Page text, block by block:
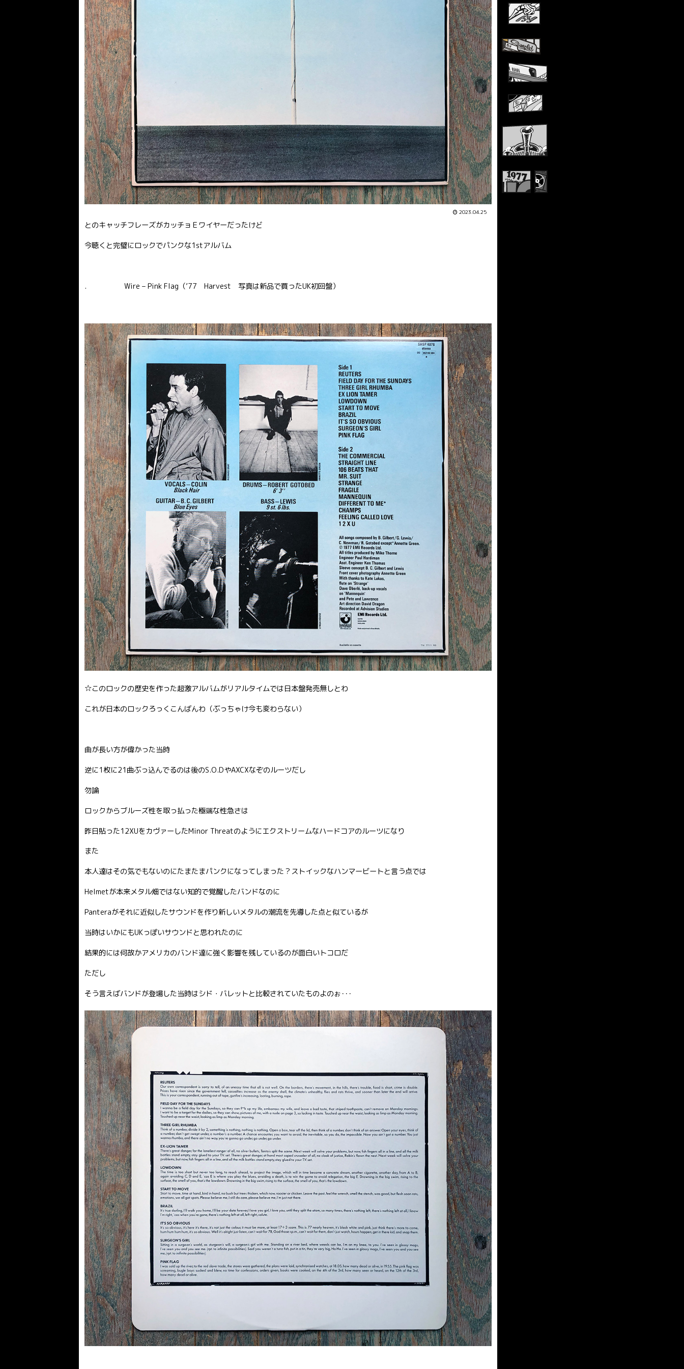
2023.04.25
とのキャッチフレーズがカッチョＥワイヤーだったけど
今聴くと完璧にロックでパンクな1stアルバム
. Wire – Pink Flag（’77 Harvest 写真は新品で買ったUK初回盤）
☆このロックの歴史を作った超激アルバムがリアルタイムでは日本盤発売無しとわ
これが日本のロックろっくこんばんわ（ぶっちゃけ今も変わらない）
曲が長い方が偉かった当時
逆に1枚に21曲ぶっ込んでるのは後のS.O.DやAXCXなぞのルーツだし
勿論
ロックからブルーズ性を取っ払った極端な性急さは
昨日貼った12XUをカヴァーしたMinor Threatのようにエクストリームなハードコアのルーツになり
また
本人達はその気でもないのにたまたまパンクになってしまった？ストイックなハンマービートと言う点では
Helmetが本来メタル畑ではない知的で覚醒したバンドなのに
Panteraがそれに近似したサウンドを作り新しいメタルの潮流を先導した点と似ているが
当時はいかにもUKっぽいサウンドと思われたのに
結果的には何故かアメリカのバンド達に強く影響を残しているのが面白いトコロだ
ただし
そう言えばバンドが登場した当時はシド・バレットと比較されていたものよのぉ･･･